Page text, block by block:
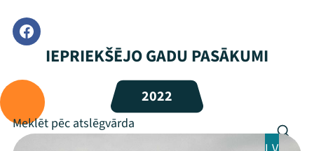
IEPRIEKŠĒJO GADU PASĀKUMI
2022